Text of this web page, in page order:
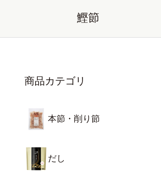
鰹節
商品カテゴリ
本節・削り節
だし